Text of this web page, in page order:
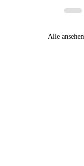
Alle ansehen